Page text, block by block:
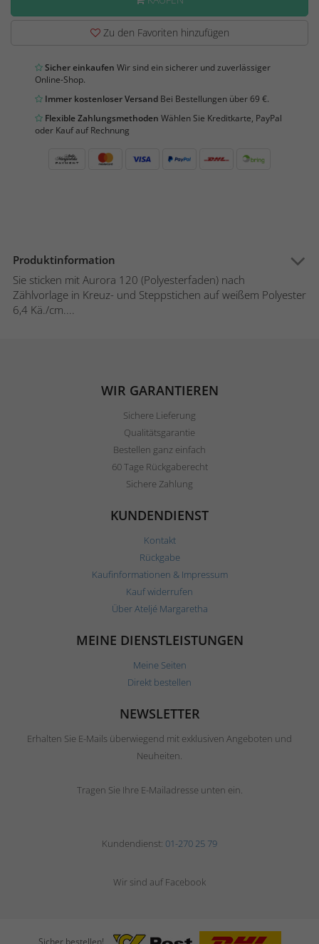
Zu den Favoriten hinzufügen
Sicher einkaufen Wir sind ein sicherer und zuverlässiger
Online-Shop.
Immer kostenloser Versand Bei Bestellungen über 69 €.
Flexible Zahlungsmethoden Wählen Sie Kreditkarte, PayPal
oder Kauf auf Rechnung
Produktinformation
Sie sticken mit Aurora 120 (Polyesterfaden) nach
Zählvorlage in Kreuz- und Steppstichen auf weißem Polyester
6,4 Kä./cm....
WIR GARANTIEREN
Sichere Lieferung
Qualitätsgarantie
Bestellen ganz einfach
60 Tage Rückgaberecht
Sichere Zahlung
KUNDENDIENST
Kontakt
Rückgabe
Kaufinformationen & Impressum
Kauf widerrufen
Über Ateljé Margaretha
MEINE DIENSTLEISTUNGEN
Meine Seiten
Direkt bestellen
NEWSLETTER
Erhalten Sie E-Mails überwiegend mit exklusiven Angeboten und
Neuheiten.
Tragen Sie Ihre E-Mailadresse unten ein.
Kundendienst: 01-270 25 79
Wir sind auf Facebook